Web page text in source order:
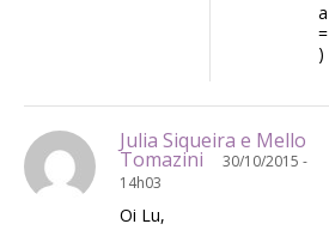
a
=
)
Julia Siqueira e Mello
Tomazini
30/10/2015 -
14h03
Oi Lu,